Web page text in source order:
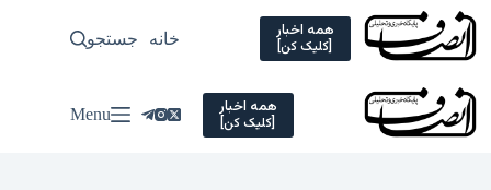
Skip
content
همه اخبار
[کلیک کن] خانه سیاسی
جستجو
همه اخبار
[کلیک کن] Menu